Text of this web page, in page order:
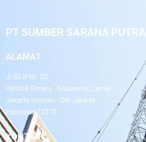
PT SUMBER SARANA PUTRA
ALAMAT
Jl.SD III No. 02
Pondok Pinang - Kebayoran Lama
Jakarta Selatan - DKI Jakarta
Indonesia 12310
KONTAK